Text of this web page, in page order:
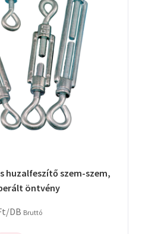
huzalfeszítő szem-szem,
öntvény
/DB Bruttó